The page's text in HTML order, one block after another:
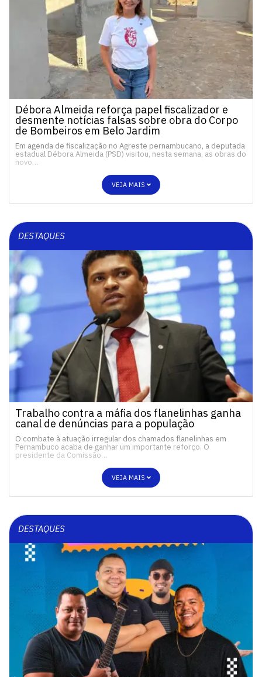
Débora Almeida reforça papel fiscalizador e
desmente notícias falsas sobre obra do Corpo
de Bombeiros em Belo Jardim
Em agenda de fiscalização no Agreste pernambucano, a deputada
estadual Débora Almeida (PSD) visitou, nesta semana, as obras do
novo…
VEJA MAIS
DESTAQUES
Trabalho contra a máfia dos flanelinhas ganha
canal de denúncias para a população
O combate à atuação irregular dos chamados flanelinhas em
Pernambuco acaba de ganhar um importante reforço. O
presidente da Comissão…
VEJA MAIS
DESTAQUES